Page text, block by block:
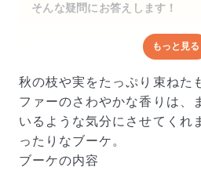
そんな疑問にお答えします！
どんな梱包で届くの？
出荷前に水揚げ（花が水を吸い
し、専用ボックスに丁寧に梱包
きゅっとまとめられて一見窮屈
中の衝撃による折れや擦れを軽
もっと見る
秋の枝や実をたっぷり束ねた
ファーのさわやかな香りは、
いるような気分にさせてくれ
ったりなブーケ。
ブーケの内容